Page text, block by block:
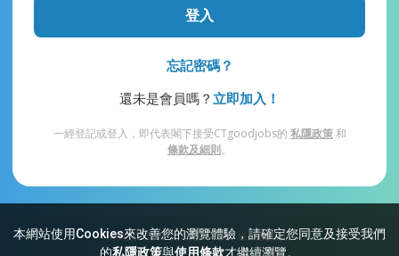
本網站使用Cookies來改善您的瀏覽體驗，請確定您同意及接受我們
的私隱政策與使用條款才繼續瀏覽。
登入
忘記密碼？
還未是會員嗎？ 立即加入！
一經登記或登入，即代表閣下接受CTgoodjobs的 私隱政策和
條款及細則。
網站索引 常見問題 私隱 條款及細則